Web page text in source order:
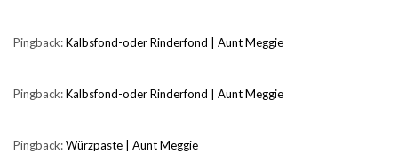
Pingback:Kalbsfond-oder Rinderfond | Aunt Meggie
Pingback:Kalbsfond-oder Rinderfond | Aunt Meggie
Pingback:Würzpaste | Aunt Meggie